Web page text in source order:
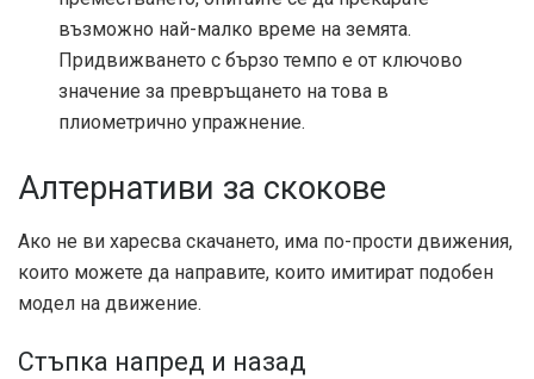
възможно най-малко време на земята.
Придвижването с бързо темпо е от ключово
значение за превръщането на това в
плиометрично упражнение.
Алтернативи за скокове
Ако не ви харесва скачането, има по-прости движения,
които можете да направите, които имитират подобен
модел на движение.
Стъпка напред и назад